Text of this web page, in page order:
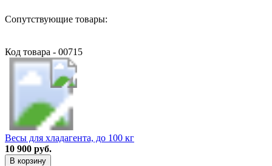
Сопутствующие товары:
Код товара - 00715
Весы для хладагента, до 100 кг
10 900 руб.
В корзину